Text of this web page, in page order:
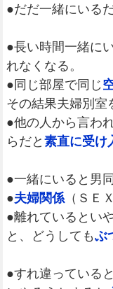
●だだ一緒にいる
●長い時間一緒に
れなくなる。
●同じ部屋で同じ
その結果夫婦別室
●他の人から言わ
らだと 素直に受け
●一緒にいると男
●夫婦関係（ＳＥ
●離れているとい
と、どうしてもぶ
●すれ違っている